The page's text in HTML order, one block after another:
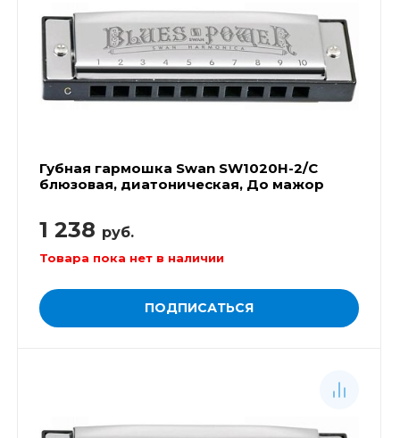
Губная гармошка Swan SW1020H-2/С
блюзовая, диатоническая, До мажор
1 238 руб.
Товара пока нет в наличии
ПОДПИСАТЬСЯ